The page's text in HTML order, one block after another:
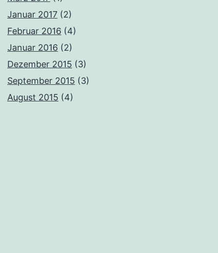
Januar 2017 (2)
Februar 2016 (4)
Januar 2016 (2)
Dezember 2015 (3)
September 2015 (3)
August 2015 (4)